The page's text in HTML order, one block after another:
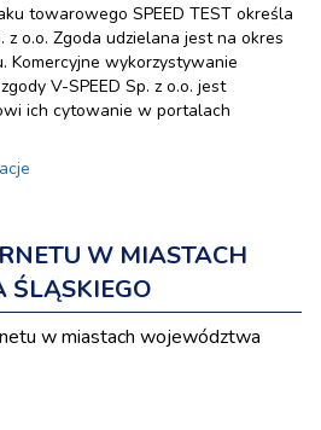
towarowego SPEED TEST określa
z o.o. Zgoda udzielana jest na okres
Komercyjne wykorzystywanie
V-SPEED Sp. z o.o. jest
ich cytowanie w portalach
W MIASTACH
ŚLĄSKIEGO
w miastach województwa